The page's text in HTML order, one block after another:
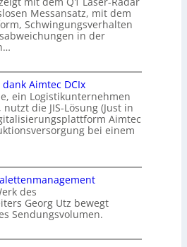
Messansatz, mit dem
Schwingungsverhalten
in der
Aimtec DCIx
ein Logistikunternehmen
die JIS-Lösung (Just in
Aimtec
bei einem
des
Georg Utz bewegt
Sendungsvolumen.